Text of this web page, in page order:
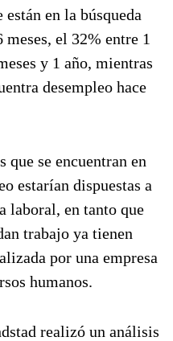
en la búsqueda
el 32% entre 1
y 1 año, mientras
desempleo hace
que se encuentran en
estarían dispuestas a
laboral, en tanto que
trabajo ya tienen
por una empresa
humanos.
realizó un análisis